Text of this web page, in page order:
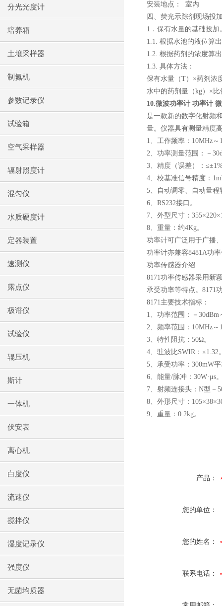
分光光度计
培养箱
土壤采样器
制氮机
参数记录仪
试验箱
空气采样器
辐射照度计
混匀仪
水质硬度计
定器装置
速测仪
露点仪
极谱仪
试验仪
辊压机
斯计
一体机
伏安表
离心机
白度仪
流速仪
搅拌仪
湿度记录仪
强度仪
无菌均质器
安装地点：
室内
四、荧光示踪剂现场投
1 ．保有水量的基础投加
1.1. 根据水池的液位算
1.2. 根据药剂的浓度算
1.3. 具体方法：
保有水量（T）×药剂浓
水中的药剂量（kg）×比
10.微波功率计 功率计
是一款新的数字化射频
量。仪器具有测量精度
1、工作频率： 10MHz ～
2、功率测量范围：－
3、精度（误差）：≤±
4、校基准信号精度：
5、自动调零、自动量程
6、 RS232接口。
7、外型尺寸： 355×220×
8、重量：约4Kg。
功率计可广泛用于广播
功率计亦兼容8481A功
功率传感器介绍
8171功率传感器采用新
承受功率等特点。 8171
8171主要技术指标：
1、功率范围：－ 30dBm
2、频率范围： 10MHz ～
3、特性阻抗： 50Ω。
4、驻波比SWIR ：≤1.32
5、承受功率： 300mW
6、能量/脉冲： 30W·μs
7、射频连接头： N型－
8、外形尺寸： 105×38×
9、重量： 0.2kg。
产品：
您的单位：
您的姓名：
联系电话：